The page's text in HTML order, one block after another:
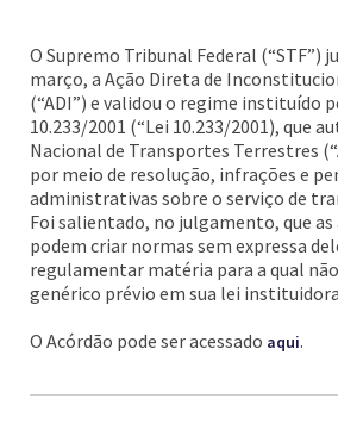
O Supremo Tribunal Federal (“STF”)
março, a Ação Direta de
(“ADI”) e validou o regime instituído
10.233/2001 (“Lei 10.233/2001), que
Nacional de Transportes Terrestres
por meio de resolução, infrações e
administrativas sobre o serviço de
Foi salientado, no julgamento, que as
podem criar normas sem expressa
regulamentar matéria para a qual
genérico prévio em sua lei
O Acórdão pode ser acessado aqui.